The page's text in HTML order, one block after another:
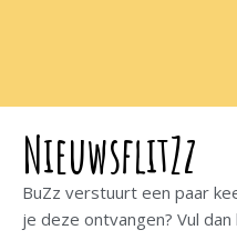
NieuwsflitZz
BuZz verstuurt een paar
je deze ontvangen? Vul